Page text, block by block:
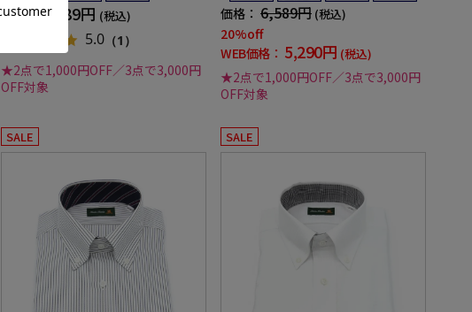
価格：6,589円 (税込)
5.0 （1）
★2点で1,000円OFF／3点で3,000円
OFF対象
価格： 6,589円 (税込)
20%off
WEB価格： 5,290円 (税込)
★2点で1,000円OFF／3点で3,000円
OFF対象
SALE SALE